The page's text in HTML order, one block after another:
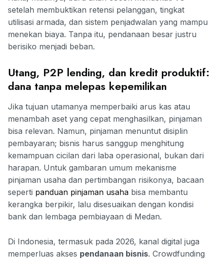
setelah membuktikan retensi pelanggan, tingkat
utilisasi armada, dan sistem penjadwalan yang mampu
menekan biaya. Tanpa itu, pendanaan besar justru
berisiko menjadi beban.
Utang, P2P lending, dan kredit produktif:
dana tanpa melepas kepemilikan
Jika tujuan utamanya memperbaiki arus kas atau
menambah aset yang cepat menghasilkan, pinjaman
bisa relevan. Namun, pinjaman menuntut disiplin
pembayaran; bisnis harus sanggup menghitung
kemampuan cicilan dari laba operasional, bukan dari
harapan. Untuk gambaran umum mekanisme
pinjaman usaha dan pertimbangan risikonya, bacaan
seperti panduan pinjaman usaha bisa membantu
kerangka berpikir, lalu disesuaikan dengan kondisi
bank dan lembaga pembiayaan di Medan.
Di Indonesia, termasuk pada 2026, kanal digital juga
memperluas akses pendanaan bisnis. Crowdfunding